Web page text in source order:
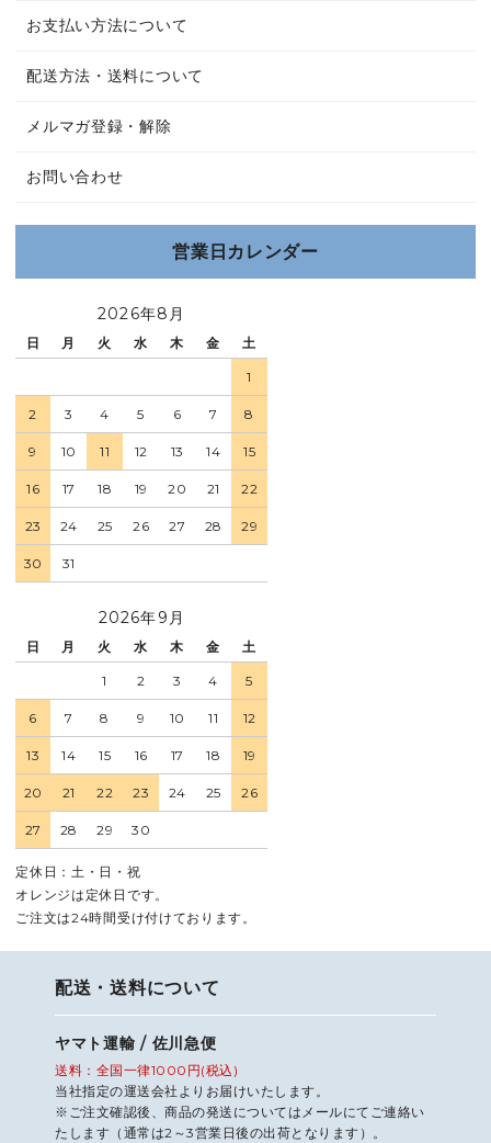
お支払い方法について
配送方法・送料について
メルマガ登録・解除
お問い合わせ
営業日カレンダー
2026年8月
日 月 火 水 木 金 土
1
2 3 4 5 6 7 8
9 10 11 12 13 14 15
16 17 18 19 20 21 22
23 24 25 26 27 28 29
30 31
2026年9月
日 月 火 水 木 金 土
1 2 3 4 5
6 7 8 9 10 11 12
13 14 15 16 17 18 19
20 21 22 23 24 25 26
27 28 29 30
定休日：土・日・祝
オレンジは定休日です。
ご注文は24時間受け付けております。
配送・送料について
ヤマト運輸 / 佐川急便
送料：全国一律1000円(税込)
当社指定の運送会社よりお届けいたします。
※ご注文確認後、商品の発送についてはメールにてご連絡い
たします（通常は2～3営業日後の出荷となります）。